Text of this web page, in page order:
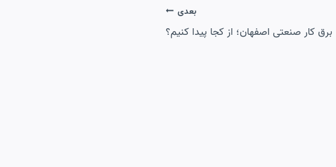
بعدی
برق کار صنعتی اصفهان؛ از کجا پیدا کنیم؟